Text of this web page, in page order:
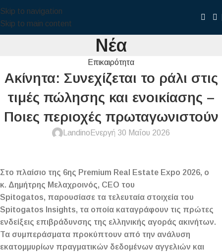
Skip to navigation
Skip to main content
Νέα
Επικαιρότητα
Ακίνητα: Συνεχίζεται το ράλι στις
τιμές πώλησης και ενοικίασης –
Ποιες περιοχές πρωταγωνιστούν
Landino Ενεργή 30 Μαΐου 2026
Στο πλαίσιο της 6ης Premium Real Estate Expo 2026, ο
κ. Δημήτρης Μελαχροινός, CEO του
Spitogatos, παρουσίασε τα τελευταία στοιχεία του
Spitogatos Insights, τα οποία καταγράφουν τις πρώτες
ενδείξεις επιβράδυνσης της ελληνικής αγοράς ακινήτων.
Τα συμπεράσματα προκύπτουν από την ανάλυση
εκατομμυρίων πραγματικών δεδομένων αγγελιών και